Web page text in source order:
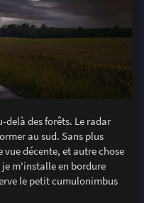
des forêts. Le radar
au sud. Sans plus
décente, et autre chose
je m'installe en bordure
le petit cumulonimbus